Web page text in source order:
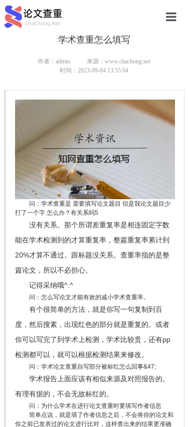
研究生论
学术查重怎么填写
作者：admin
来源：www.chachong.net
时间：2023-09-04 13:55:04
问：学术查重是 需要填写论文题目 但是我论文题目少
打了一个字 怎么办？有关系吗5
没有关系。那个所谓差重复率是相连固定字数
能在学术检测到的才算重复率，整篇重复率累计到
20%才算不通过。跟标题没关系。查重率指的是整
篇论文，所以不必担心。
记得采纳哦^.^
问：怎么写论文才能有效的减小学术查重率。
有个很简单的方法，就是你写一句复制到百
度，然后搜素，出现红色的部分就是重复的。或者
你可以写完了到学术上检测，学术比较贵，还有pp
检测都可以，就可以根据检测结果来修改。
问：学术论文查重自写部分被标红怎么回事&47;
学术报告上面应该有相似来源及对照报告的。
有理有据的，不会无故标红的。
问：为什么学术在进行论文查重时要填写作者信息
简单点说，就是填了作者信息之后，不会将你的论文和
你之前已发表过的论文进行比对，这样查出来的结果更准确